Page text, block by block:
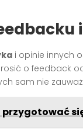
i opinie innych
o feedback
sam nie